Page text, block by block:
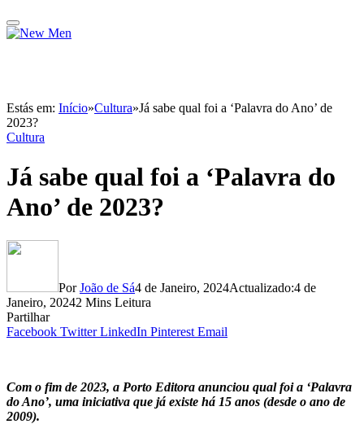
Estás em: Início»Cultura»Já sabe qual foi a ‘Palavra do Ano’ de
2023?
Cultura
Já sabe qual foi a ‘Palavra do
Ano’ de 2023?
Por João de Sá4 de Janeiro, 2024Actualizado:4 de
Janeiro, 20242 Mins Leitura
Partilhar
Facebook Twitter LinkedIn Pinterest Email
Com o fim de 2023, a Porto Editora anunciou qual foi a ‘Palavra
do Ano’, uma iniciativa que já existe há 15 anos (desde o ano de
2009).